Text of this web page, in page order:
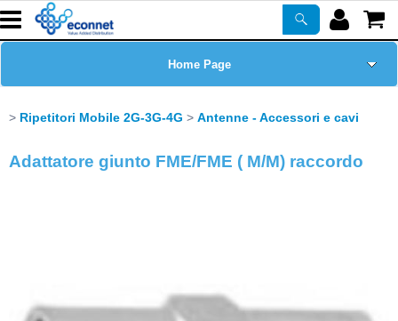
Home Page
Prodotti
Certificazioni
Ripetitori Mobile 2G-3G-4G Antenne - Accessori e cavi
Adattatore giunto FME/FME ( M/M) raccordo